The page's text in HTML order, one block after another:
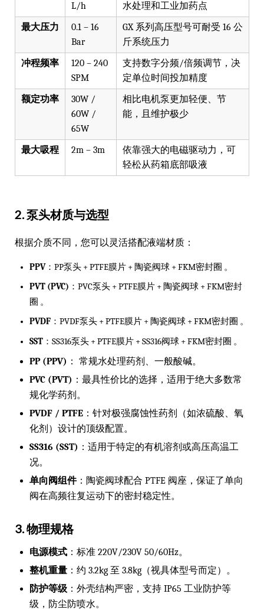
L/h
水处理和工业加药点
最大压力
0.1 – 16
Bar
GX 系列高压型号可耐受 16 公
斤系统压力
冲程频率
120 – 240
SPM
支持数字分频/倍频调节，决
定单位时间投加精度
额定功率
30W /
60W /
65W
相比电机泵更加轻便、节
能，且维护极少
最大吸程 2m – 3m
依靠强大的电磁驱动力，可
轻松从药箱底部吸液
2. 泵头材质与选型
根据介质不同，您可以灵活搭配液端材质：
PPV：PP泵头 + PTFE膜片 + 陶瓷阀球 + FKM密封圈 。
PVT (PVC) ：PVC泵头 + PTFE膜片 + 陶瓷阀球 + FKM密封
圈 。
PVDF ：PVDF泵头 + PTFE膜片 + 陶瓷阀球 + FKM密封圈 。
SST ：SS316泵头 + PTFE膜片 + SS316阀球 + FKM密封圈 。
PP (PPV) ： 常规水处理药剂、一般酸碱。
PVC (PVT) ：最具性价比的选择，适用于绝大多数常
规化学药剂。
PVDF / PTFE ：针对极强腐蚀性药剂（如浓硫酸、氧
化剂）设计的顶级配置。
SS316 (SST) ：适用于特定的有机溶剂或高压高温工
况。
单向阀组件：陶瓷阀球配合 PTFE 阀座，保证了单向
阀在高频往复运动下的密封稳定性。
3. 物理规格
电源模式 ：标准 220V/230V 50/60Hz。
整机重量 ：约 3.2kg 至 3.8kg（视具体型号而定）。
防护等级 ：外壳结构严密，支持 IP65 工业防护等
级，防尘防喷水。